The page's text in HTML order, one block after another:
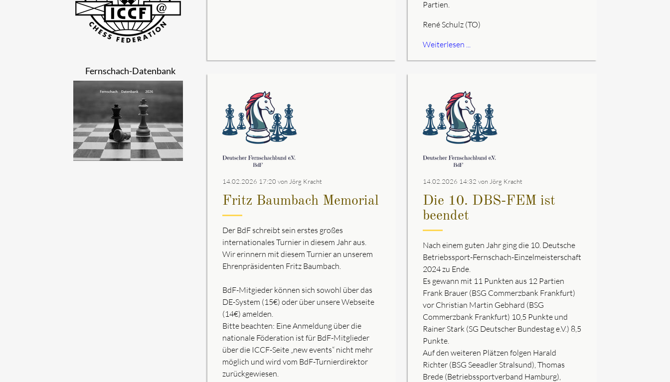
Partien.
René Schulz (TO)
Weiterlesen ...
14.02.2026 17:20 von Jörg Kracht
Fritz Baumbach Memorial
Der BdF schreibt sein erstes großes
internationales Turnier in diesem Jahr aus.
Wir erinnern mit diesem Turnier an unserem
Ehrenpräsidenten Fritz Baumbach.
BdF-Mitgieder können sich sowohl über das
DE-System (15€) oder über unsere Webseite
(14€) amelden.
Bitte beachten: Eine Anmeldung über die
nationale Föderation ist für BdF-Mitglieder
über die ICCF-Seite „new events“ nicht mehr
möglich und wird vom BdF-Turnierdirektor
zurückgewiesen.
14.02.2026 14:32 von Jörg Kracht
Die 10. DBS-FEM ist
beendet
Nach einem guten Jahr ging die 10. Deutsche
Betriebssport-Fernschach-Einzelmeisterschaft
2024 zu Ende.
Es gewann mit 11 Punkten aus 12 Partien
Frank Brauer (BSG Commerzbank Frankfurt)
vor Christian Martin Gebhard (BSG
Commerzbank Frankfurt) 10,5 Punkte und
Rainer Stark (SG Deutscher Bundestag e.V.) 8,5
Punkte.
Auf den weiteren Plätzen folgen Harald
Richter (BSG Seeadler Stralsund), Thomas
Brede (Betriebssportverband Hamburg),
Fernschach-Datenbank